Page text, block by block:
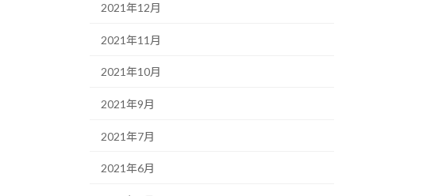
2021年12月
2021年11月
2021年10月
2021年9月
2021年7月
2021年6月